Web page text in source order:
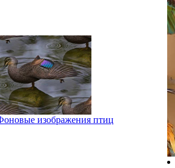
изображения птиц